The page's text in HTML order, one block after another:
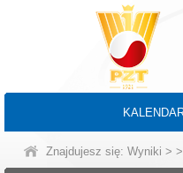
Znajdujesz się: Wyniki > >